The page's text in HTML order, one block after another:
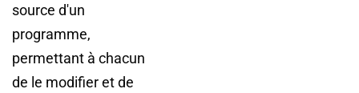
source d'un
programme,
permettant à chacun
de le modifier et de